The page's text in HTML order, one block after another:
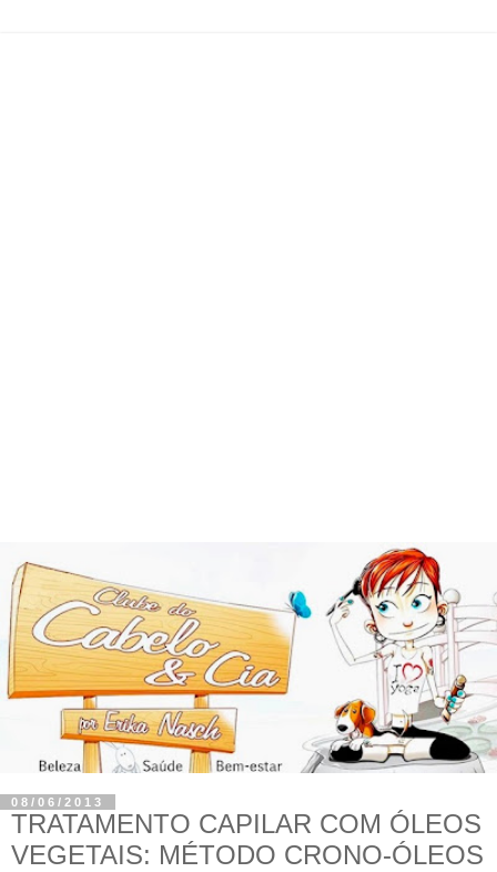
08/06/2013
TRATAMENTO CAPILAR COM ÓLEOS
VEGETAIS: MÉTODO CRONO-ÓLEOS